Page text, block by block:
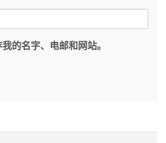
的名字、电邮和网站。